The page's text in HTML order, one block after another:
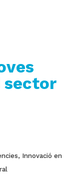
sector
, Innovació en